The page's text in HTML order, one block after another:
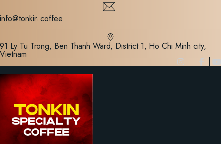
to
info@tonkin.coffee
91 Ly Tu Trong, Ben Thanh Ward, District 1, Ho Chi Minh city,
Vietnam